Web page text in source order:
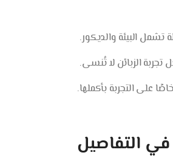
البيئة والديكور.
الزبائن لا تُنسى.
على التجربة بأكملها.
التفاصيل